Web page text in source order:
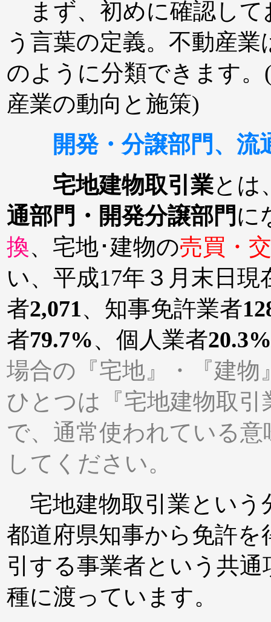
まず、初めに確認して
う言葉の定義。不動産
のように分類できます
産業の動向と施策)
開発・分譲部門、
宅地建物取引業とは
通部門・開発分譲部門 に
換、宅地･建物の売買・
い、平成17年３月末日現
者2,071、知事免許業者
者79.7%、個人業者20.3%
場合の『宅地』・『建
ひとつは『宅地建物取
で、通常使われている
してください。
宅地建物取引業とい
都道府県知事から免許
引する事業者という共
種に渡っています。